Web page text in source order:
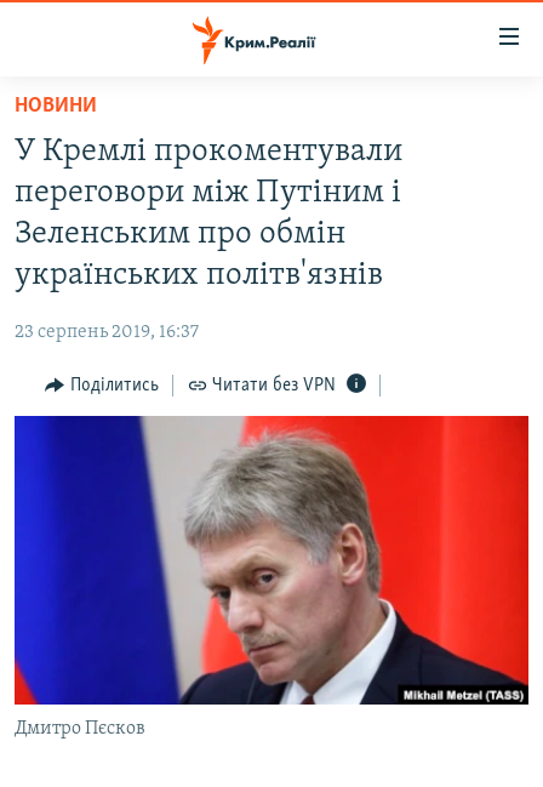
Перейти
основного
матеріалу
Перейти
до
основної
Перейти
пошуку
ВОДА.КРИМ
ВІДЕО ТА ФОТО
ПОЛІТИКА
ПОГЛЯД
ІНТЕРВ'Ю
ВСЕ ЗА ДЕНЬ
СПЕЦПРОЕКТИ
ВІДЕОУРОКИ «ELIFBE»
СВІДЧЕННЯ ОКУПАЦІЇ
УКРАЇНСЬКА ПРОБЛЕМА КРИМУ
ЯК ОБІЙТИ БЛОКУВАННЯ
ДОЛУЧАЙСЯ!
НОВИНИ
У Кремлі прокоментували
переговори між Путіним і
Зеленським про обмін
українських політв'язнів
23 серпень 2019, 16:37
Поділитись Читати без VPN
Дмитро Пєсков